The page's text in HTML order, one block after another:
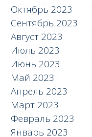
Октябрь 2023
Сентябрь 2023
Август 2023
Июль 2023
Июнь 2023
Май 2023
Апрель 2023
Март 2023
Февраль 2023
Январь 2023